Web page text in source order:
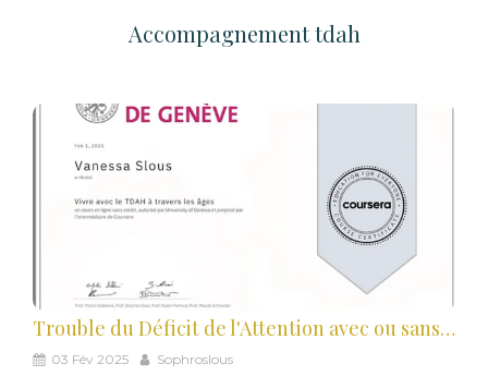
Accompagnement tdah
Trouble du Déficit de l'Attention avec ou sans Hyperactivité - TDAH : nouvelle certification
03 Fév 2025 Sophroslous